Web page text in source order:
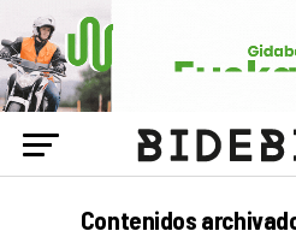
Contenidos